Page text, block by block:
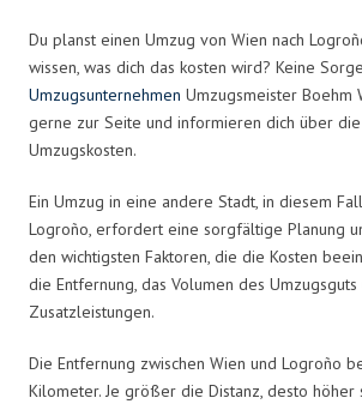
Du planst einen Umzug von Wien nach
wissen, was dich das kosten wird? Keine
Umzugsunternehmen Umzugsmeister Boehm
gerne zur Seite und informieren dich über
Umzugskosten.
Ein Umzug in eine andere Stadt, in diesem
Logroño, erfordert eine sorgfältige Planung
den wichtigsten Faktoren, die die Kosten
die Entfernung, das Volumen des
Zusatzleistungen.
Die Entfernung zwischen Wien und Logroño
Kilometer. Je größer die Distanz, desto höher